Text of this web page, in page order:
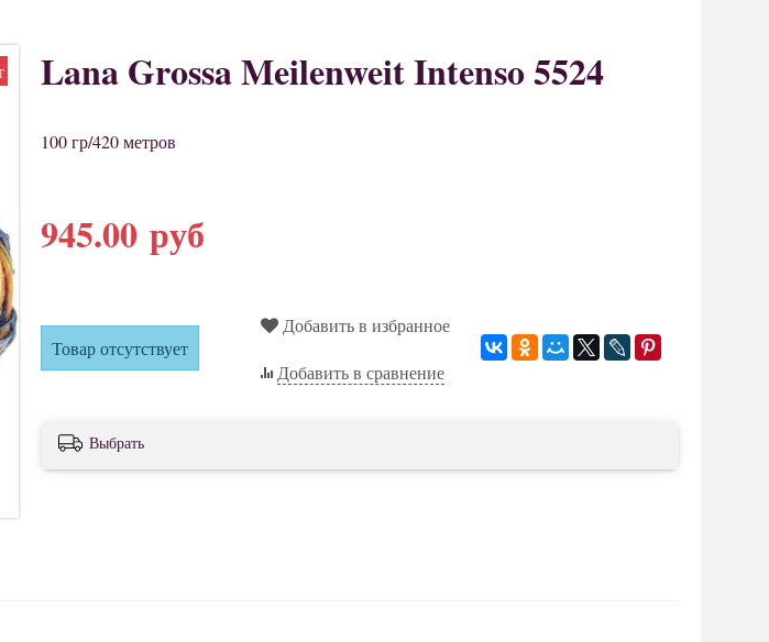
товар отсутствует
Lana Grossa Meilenweit Intenso 5524
100 гр/420 метров
945.00 руб
Товар отсутствует
Добавить в избранное
Добавить в сравнение
Выбрать